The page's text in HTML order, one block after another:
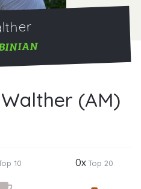
(AM)
10 0xTop 20